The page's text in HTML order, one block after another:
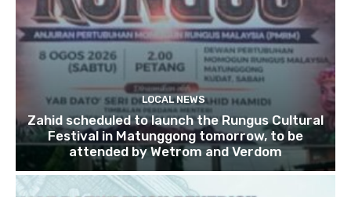
LOCAL NEWS
Zahid scheduled to launch the Rungus Cultural
Festival in Matunggong tomorrow, to be
attended by Wetrom and Verdom